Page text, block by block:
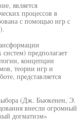
является
процессов в
с помощью игр с
предполагает
концепции
теории игр и
представляется
(Дж. Бьюкенен, Э.
внесли огромный
догматизм»